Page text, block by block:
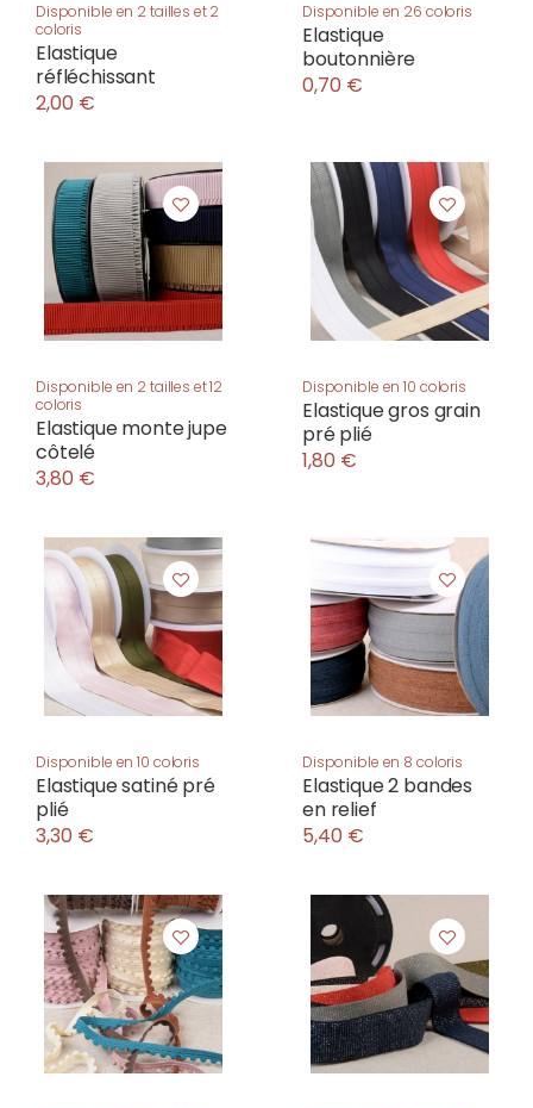
Disponible en 2 tailles et 2
coloris
Elastique
réfléchissant
2,00 €
Disponible en 26 coloris
Elastique
boutonnière
0,70 €
Disponible en 2 tailles et 12
coloris
Elastique monte jupe
côtelé
3,80 €
Disponible en 10 coloris
Elastique gros grain
pré plié
1,80 €
Disponible en 10 coloris
Elastique satiné pré
plié
3,30 €
Disponible en 8 coloris
Elastique 2 bandes
en relief
5,40 €